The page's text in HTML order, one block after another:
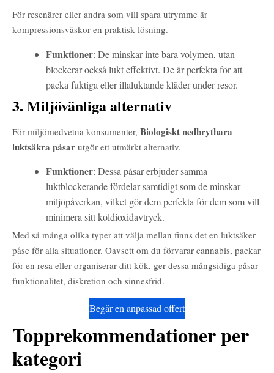
För resenärer eller andra som vill spara utrymme är
kompressionsväskor en praktisk lösning.
Funktioner: De minskar inte bara volymen, utan
blockerar också lukt effektivt. De är perfekta för att
packa fuktiga eller illaluktande kläder under resor.
3. Miljövänliga alternativ
För miljömedvetna konsumenter, Biologiskt nedbrytbara
luktsäkra påsar utgör ett utmärkt alternativ.
Funktioner: Dessa påsar erbjuder samma
luktblockerande fördelar samtidigt som de minskar
miljöpåverkan, vilket gör dem perfekta för dem som vill
minimera sitt koldioxidavtryck.
Med så många olika typer att välja mellan finns det en luktsäker
påse för alla situationer. Oavsett om du förvarar cannabis, packar
för en resa eller organiserar ditt kök, ger dessa mångsidiga påsar
funktionalitet, diskretion och sinnesfrid.
Begär en anpassad offert
Topprekommendationer per
kategori